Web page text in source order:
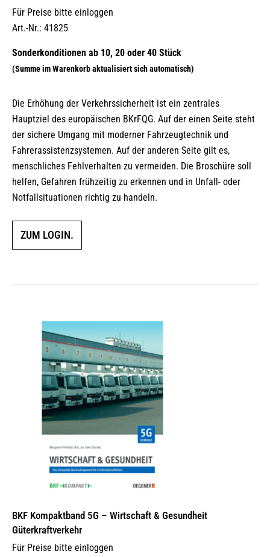
Für Preise bitte einloggen
Art.-Nr.: 41825
Die Erhöhung der Verkehrssicherheit ist ein zentrales
Hauptziel des europäischen BKrFQG. Auf der einen Seite steht
der sichere Umgang mit moderner Fahrzeugtechnik und
Fahrerassistenzsystemen. Auf der anderen Seite gilt es,
menschliches Fehlverhalten zu vermeiden. Die Broschüre soll
helfen, Gefahren frühzeitig zu erkennen und in Unfall- oder
Notfallsituationen richtig zu handeln.
ZUM LOGIN.
BKF Kompaktband 5G – Wirtschaft & Gesundheit
Güterkraftverkehr
Für Preise bitte einloggen